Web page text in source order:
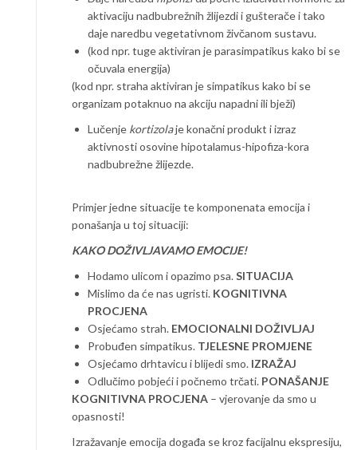
aktivaciju nadbubrežnih žlijezdi i gušterače i tako
daje naredbu vegetativnom živčanom sustavu.
(kod npr. tuge aktiviran je parasimpatikus kako bi se
očuvala energija)
(kod npr. straha aktiviran je simpatikus kako bi se
organizam potaknuo na akciju napadni ili bježi)
Lučenje kortizolaje konačni produkt i izraz
aktivnosti osovine hipotalamus-hipofiza-kora
nadbubrežne žlijezde.
Primjer jedne situacije te komponenata emocija i
ponašanja u toj situaciji:
KAKO DOŽIVLJAVAMO EMOCIJE!
Hodamo ulicom i opazimo psa.SITUACIJA
Mislimo da će nas ugristi. KOGNITIVNA
PROCJENA
Osjećamo strah. EMOCIONALNI DOŽIVLJAJ
Probuđen simpatikus. TJELESNE PROMJENE
Osjećamo drhtavicu i blijedi smo. IZRAŽAJ
Odlučimo pobjeći i počnemo trčati. PONAŠANJE
KOGNITIVNA PROCJENA – vjerovanje da smo u
opasnosti!
Izražavanje emocija događa se kroz facijalnu ekspresiju,